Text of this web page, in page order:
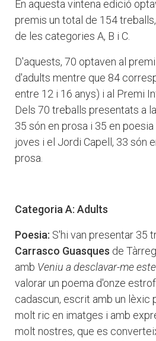
En aquesta vintena edició
premis un total de 154
de les categories A, B i C.
D'aquests, 70 optaven al
d'adults mentre que 84
entre 12 i 16 anys) i al Premi
Dels 70 treballs presentats a
35 són en prosa i 35 en
joves i el Jordi Capell, 33 són
prosa.
Categoria A: Adults
Poesia: S'hi van presentar 35
Carrasco Guasques de
amb Veniu a desclavar-me
valorar un poema d'onze
cadascun, escrit amb un lèxic
molt ric en imatges i amb
molt nostres, que es